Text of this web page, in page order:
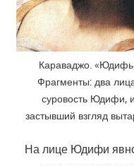
Караваджо.
Фрагменты: два
суровость Юдифи,
застывший взгляд
На лице Юдифи